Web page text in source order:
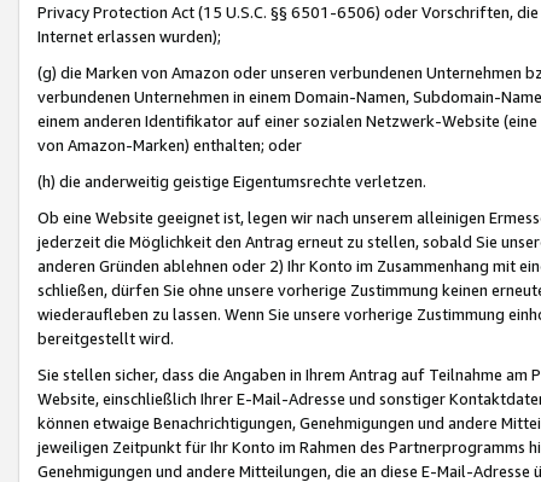
Privacy Protection Act (15 U.S.C. §§ 6501-6506) oder Vorschriften,
Internet erlassen wurden);
(g) die Marken von Amazon oder unseren verbundenen Unternehmen
verbundenen Unternehmen in einem Domain-Namen, Subdomain-
einem anderen Identifikator auf einer sozialen Netzwerk-Website
von Amazon-Marken) enthalten; oder
(h) die anderweitig geistige Eigentumsrechte verletzen.
Ob eine Website geeignet ist, legen wir nach unserem alleinigen
jederzeit die Möglichkeit den Antrag erneut zu stellen, sobald Sie
anderen Gründen ablehnen oder 2) Ihr Konto im Zusammenhang mit
schließen, dürfen Sie ohne unsere vorherige Zustimmung keinen
wiederaufleben zu lassen. Wenn Sie unsere vorherige Zustimmung
bereitgestellt wird.
Sie stellen sicher, dass die Angaben in Ihrem Antrag auf Teilnahme
Website, einschließlich Ihrer E-Mail-Adresse und sonstiger
können etwaige Benachrichtigungen, Genehmigungen und andere
jeweiligen Zeitpunkt für Ihr Konto im Rahmen des Partnerprogramms
Genehmigungen und andere Mitteilungen, die an diese E-Mail-